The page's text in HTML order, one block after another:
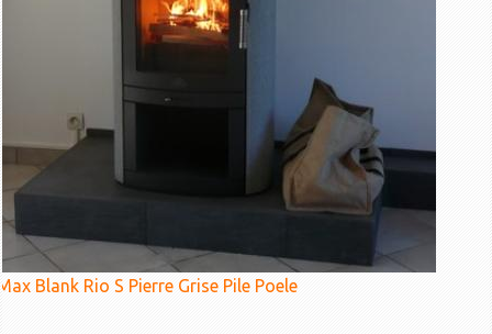
Blank Rio S Pierre Grise Pile Poele